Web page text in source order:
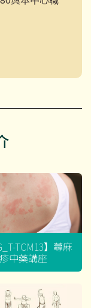
TCM13】蕁麻
疹中藥講座